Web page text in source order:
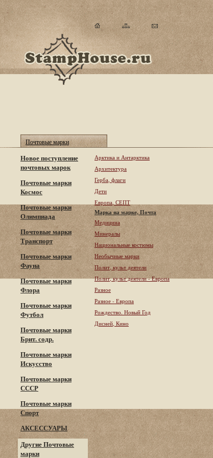
Почтовые марки
Новое поступление
почтовых марок
Почтовые марки
Космос
Почтовые марки
Олимпиада
Почтовые марки
Транспорт
Почтовые марки
Фауна
Почтовые марки
Флора
Почтовые марки
Футбол
Почтовые марки
Брит. содр.
Почтовые марки
Искусство
Почтовые марки
СССР
Почтовые марки
Спорт
АКСЕССУАРЫ
Другие Почтовые
марки
Арктика и Антарктика
Архитектура
Герба, флаги
Дети
Европа, СЕПТ
Марка на марке, Почта
Медицина
Минералы
Национальные костюмы
Необычные марки
Полит, культ деятели
Полит, культ деятели - Европа
Разное
Разное - Европа
Рождество. Новый Год
Дисней, Кино